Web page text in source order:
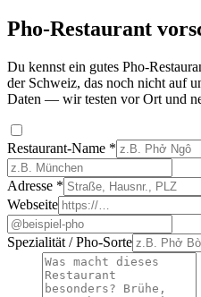
Pho-Restaurant
Du kennst ein gutes Pho-
der Schweiz, das noch nicht auf
Daten — wir testen vor Ort und
Restaurant-Name *
Adresse *
Webseite
Spezialität / Pho-Sorte